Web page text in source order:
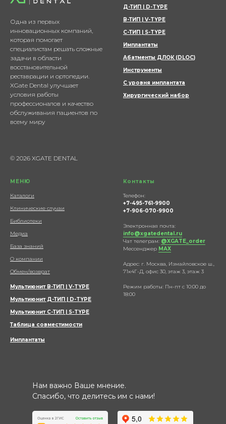
Одна из первых
инновационных компаний,
которая помогает
специалистам решать сложные
задачи в области
восстановительной
реставрации и ортопедии.
XGate Dental улучшает
условия работы
профессионалов и качество
обслуживания пациентов по
всему миру
© 2026 XGATE DENTAL
Д-ТИП | D-TYPE
В-ТИП | V-TYPE
С-ТИП | S-TYPE
Имплантаты
Абатменты ДЛОК (DLOC)
Инструменты
С уровня имплантата
Хирургический набор
МЕНЮ
Каталоги
Клинические случаи
Библиотеки
Медиа
База знаний
О компании
Обмен/возврат
Мультиюнит В-ТИП | V-TYPE
Мультиюнит Д-ТИП | D-TYPE
Мультиюнит С-ТИП | S-TYPE
Таблица совместимости
Имплантаты
Контакты
Телефон:
+7-495-761-9900
+7-906-070-9900
Электронная почта:
info@xgatedental.ru
Чат телеграм: @XGATE_order
Мессенджер МАХ
Адрес: г. Москва, Измайловское ш.,
71к4Г-Д, офис 30, этаж 3, этаж 3
Режим работы: Пн-пт с 10:00 до
18:00
Нам важно Ваше мнение.
Спасибо, что делитесь им с нами!